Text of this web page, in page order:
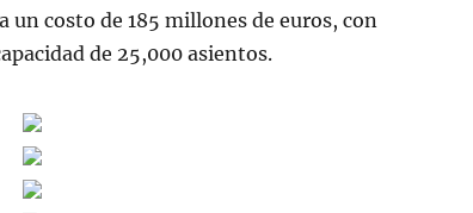
costo de 185 millones de euros, con
de 25,000 asientos.